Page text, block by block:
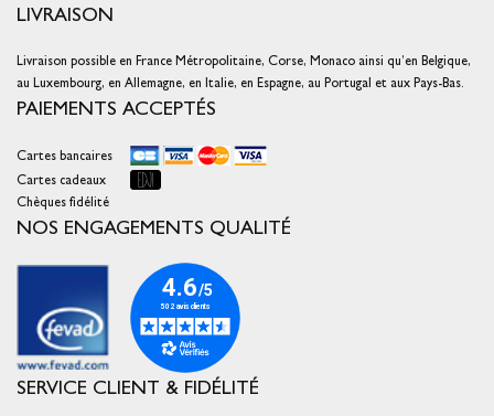
LIVRAISON
Livraison possible en France Métropolitaine, Corse, Monaco ainsi qu’en Belgique,
au Luxembourg, en Allemagne, en Italie, en Espagne, au Portugal et aux Pays-Bas.
PAIEMENTS ACCEPTÉS
Cartes bancaires
Cartes cadeaux
Chèques fidélité
NOS ENGAGEMENTS QUALITÉ
SERVICE CLIENT & FIDÉLITÉ